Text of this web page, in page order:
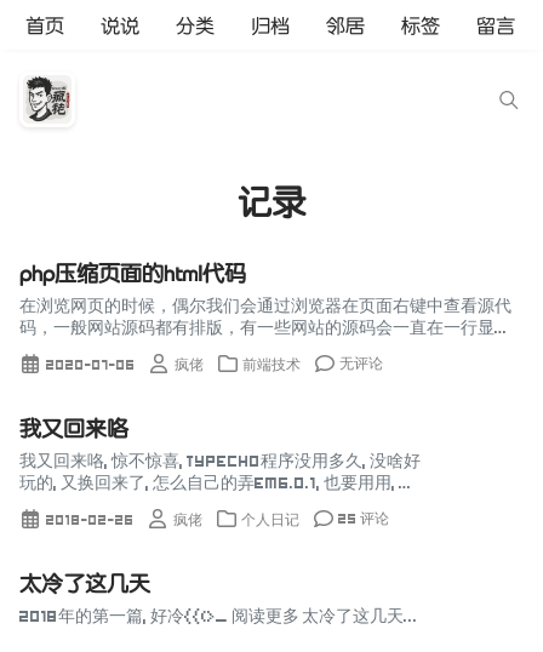
首页 说说 分类 归档 邻居 标签 留言
记录
php压缩页面的html代码
在浏览网页的时候，偶尔我们会通过浏览器在页面右键中查看源代
码，一般网站源码都有排版，有一些网站的源码会一直在一行显
示。这是怎么实现的呢？html代码通过php压缩去除其中的空格换
行符缩进符，代码自然就...
2020-07-06 疯佬 前端技术 无评论
我又回来咯
我又回来咯, 惊不惊喜, TYPECHO程序没用多久, 没啥好
玩的, 又换回来了, 怎么自己的弄EM6.0.1, 也要用用, 不
然太多对不起自己了, 重新整理下模板, 继续自己以前
论坛模板,更新音乐不...
2018-02-26 疯佬 个人日记 25 评论
太冷了这几天
2018年的第一篇, 好冷{{(>_ 阅读更多 太冷了这几天...